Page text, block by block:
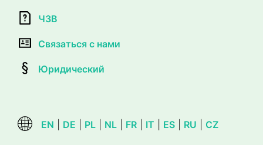
ЧЗВ
Связаться с нами
Юридический
EN DE PL NL FR IT ES RU CZ